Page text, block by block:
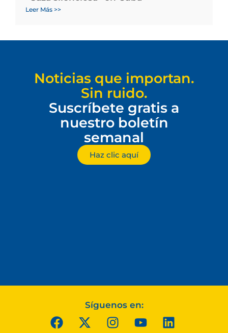
Leer Más >>
Noticias que importan.
Sin ruido.
Suscríbete gratis a
nuestro boletín
semanal
Haz clic aquí
Síguenos en: